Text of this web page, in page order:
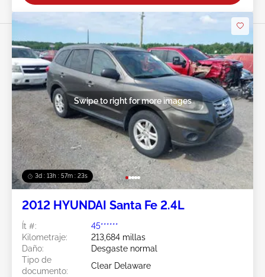
3d : 13h : 57m : 21s
Swipe to right for more images
2012 HYUNDAI Santa Fe 2.4L
Ít #:
45******
Kilometraje:
213,684 millas
Daño:
Desgaste normal
Tipo de
documento:
Clear Delaware